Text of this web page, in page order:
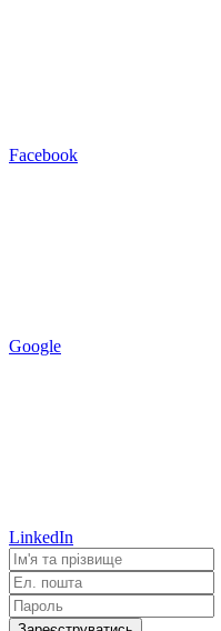
Facebook
Google
LinkedIn